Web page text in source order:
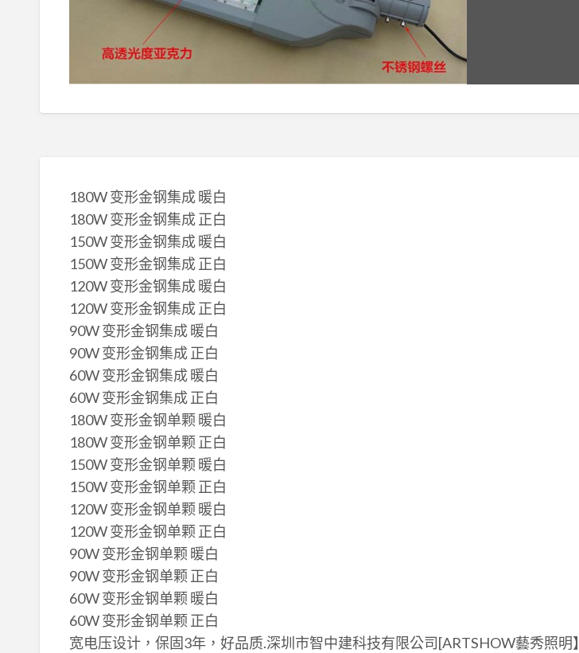
180W 变形金钢集成 暖白
180W 变形金钢集成 正白
150W 变形金钢集成 暖白
150W 变形金钢集成 正白
120W 变形金钢集成 暖白
120W 变形金钢集成 正白
90W 变形金钢集成 暖白
90W 变形金钢集成 正白
60W 变形金钢集成 暖白
60W 变形金钢集成 正白
180W 变形金钢单颗 暖白
180W 变形金钢单颗 正白
150W 变形金钢单颗 暖白
150W 变形金钢单颗 正白
120W 变形金钢单颗 暖白
120W 变形金钢单颗 正白
90W 变形金钢单颗 暖白
90W 变形金钢单颗 正白
60W 变形金钢单颗 暖白
60W 变形金钢单颗 正白
宽电压设计，保固3年，好品质.深圳市智中建科技有限公司[ARTSHOW藝秀照明】